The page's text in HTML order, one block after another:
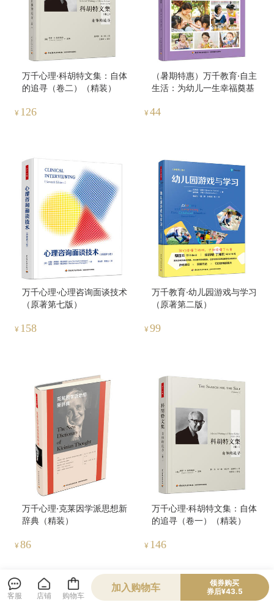
万千心理·科胡特文集：自体
的追寻（卷二）（精装）
¥ 126
（暑期特惠）万千教育·自主
生活：为幼儿一生幸福奠基
¥ 44
万千心理·心理咨询面谈技术
（原著第七版）
¥ 158
万千教育·幼儿园游戏与学习
（原著第二版）
¥ 99
万千心理·克莱因学派思想新
辞典（精装）
¥ 86
万千心理·科胡特文集：自体
的追寻（卷一）（精装）
¥ 146
客服 店铺 购物车
加入购物车
领券购买
券后¥43.5